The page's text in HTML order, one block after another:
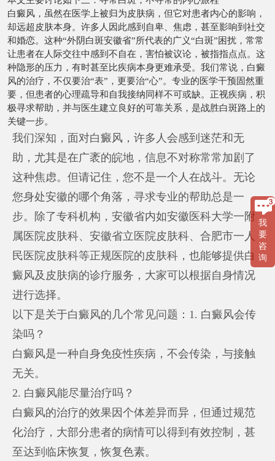
白癜风，虽然在医学上被归为皮肤病，但它对患者内心的影响，
却远超皮肤本身。许多人因此感到自卑、焦虑，甚至影响到社交
和婚恋。这种“外阴白斑安徽省”所代表的广义“白斑”困扰，常常
让患者在人际交往中感到不自在，害怕被议论，被指指点点。这
种隐形的压力，有时甚至比疾病本身更难承受。我们常说，白癜
风的治疗，不仅要治“表”，更要治“心”。专业的医学干预固然重
要，但患者的心理疏导和自我接纳同样不可或缺。正视疾病，积
极寻求帮助，并与医生建立良好的可靠关系，是战胜白斑路上的
关键一步。
我们深知，面对白癜风，许多人会感到迷茫和无
助，尤其是在广袤的皖地，信息不对称常常加剧了
这种焦虑。但请记住，您不是一个人在战斗。无论
您身处安徽的哪个角落，寻求专业的帮助总是一
步。除了专科机构，安徽省内如安徽医科大学一附
属医院皮肤科、安徽省立医院皮肤科、合肥市一人
民医院皮肤科等正规医院的皮肤科，也能够提供白
癜风及皮肤病的诊疗服务，大家可以根据自身情况
进行选择。
以下是关于白癜风的几个常见问题：1. 白癜风会传
染吗？
白癜风是一种自身免疫性疾病，不会传染，与接触
无关。
2. 白癜风能尽量治疗吗？
白癜风的治疗的效果因个体差异而异，但通过规范
化治疗，大部分患者的病情可以得到有效控制，甚
至达到临床恢复，恢复色素。
我
要
咨
询